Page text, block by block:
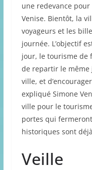
une redevance
Venise. Bientôt, la
voyageurs et les
journée. L’objectif
jour, le tourisme de
de repartir le même
ville, et
expliqué Simone
ville pour le
portes qui
historiques sont
Veille